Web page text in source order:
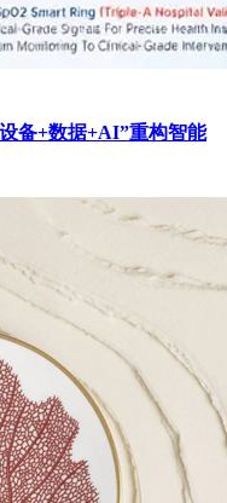
备+数据+AI”重构智能